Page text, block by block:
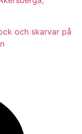
och skarvar på